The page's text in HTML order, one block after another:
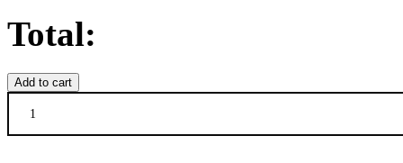
Total:
Add to cart
9.
Vegebøf
quantity